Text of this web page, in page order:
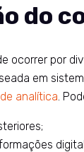
do
por
em
analítica.